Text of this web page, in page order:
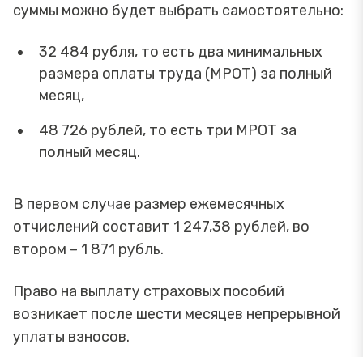
суммы можно будет выбрать самостоятельно:
32 484 рубля, то есть два минимальных
размера оплаты труда (МРОТ) за полный
месяц,
48 726 рублей, то есть три МРОТ за
полный месяц.
В первом случае размер ежемесячных
отчислений составит 1 247,38 рублей, во
втором – 1 871 рубль.
Право на выплату страховых пособий
возникает после шести месяцев непрерывной
уплаты взносов.